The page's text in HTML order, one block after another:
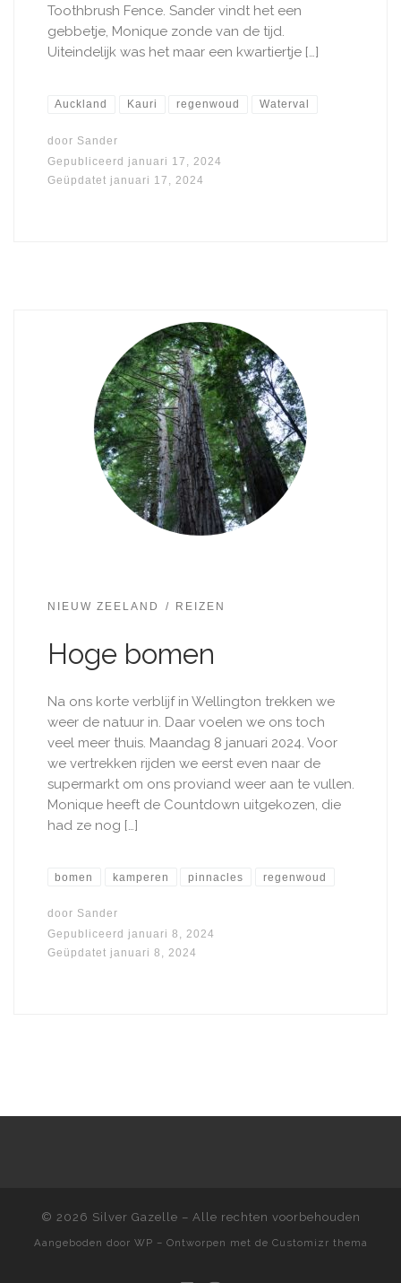
Toothbrush Fence. Sander vindt het een
gebbetje, Monique zonde van de tijd.
Uiteindelijk was het maar een kwartiertje […]
Auckland Kauri regenwoud Waterval
door Sander
Gepubliceerd januari 17, 2024
Geüpdatet januari 17, 2024
NIEUW ZEELAND REIZEN
Hoge bomen
Na ons korte verblijf in Wellington trekken we
weer de natuur in. Daar voelen we ons toch
veel meer thuis. Maandag 8 januari 2024. Voor
we vertrekken rijden we eerst even naar de
supermarkt om ons proviand weer aan te vullen.
Monique heeft de Countdown uitgekozen, die
had ze nog […]
bomen kamperen pinnacles regenwoud
door Sander
Gepubliceerd januari 8, 2024
Geüpdatet januari 8, 2024
© 2026 Silver Gazelle – Alle rechten voorbehouden
Aangeboden door WP – Ontworpen met de Customizr thema